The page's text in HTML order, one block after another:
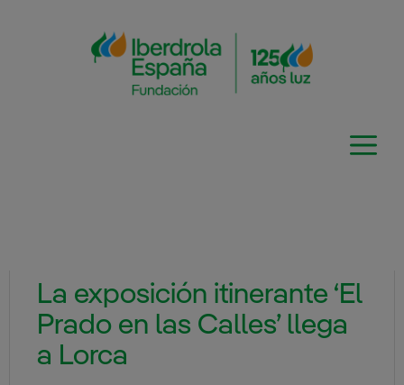
La exposición itinerante ‘El
Prado en las Calles’ llega
a Lorca